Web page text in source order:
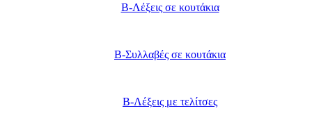
B-Λέξεις σε κουτάκια
B-Συλλαβές σε κουτάκια
B-Λέξεις με τελίτσες